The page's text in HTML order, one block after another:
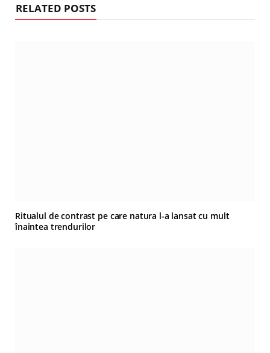
RELATED POSTS
Ritualul de contrast pe care natura l-a lansat cu mult
înaintea trendurilor